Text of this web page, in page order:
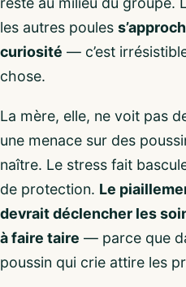
les autres poules
curiosité — c’est
chose.
La mère, elle, ne voit pas
une menace sur des
naître. Le stress fait
de protection. Le
devrait déclencher les
à faire taire — parce que
poussin qui crie attire les